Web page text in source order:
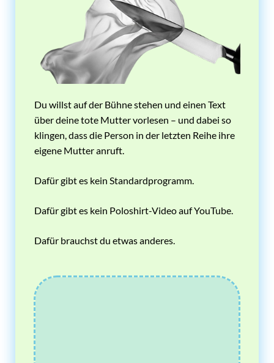
Du willst auf der Bühne stehen und einen Text
über deine tote Mutter vorlesen – und dabei so
klingen, dass die Person in der letzten Reihe ihre
eigene Mutter anruft.
Dafür gibt es kein Standardprogramm.
Dafür gibt es kein Poloshirt-Video auf YouTube.
Dafür brauchst du etwas anderes.